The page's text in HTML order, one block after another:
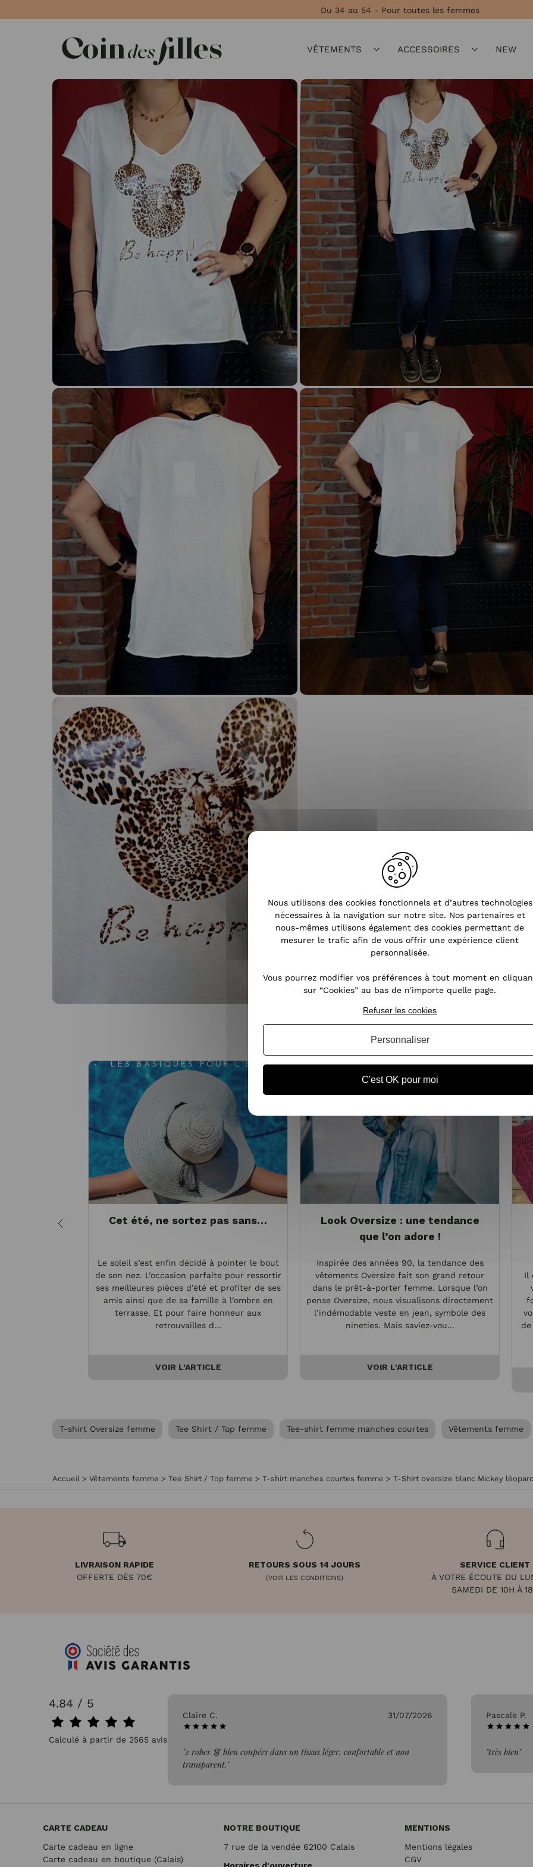
Du 34 au 54 - Pour toutes les femmes
VÊTEMENTS ACCESSOIRES NEW
Tendances
Cet été, ne sortez pas sans…
Le soleil s’est enfin décidé à pointer le bout
de son nez. L’occasion parfaite pour ressortir
ses meilleures pièces d’été et profiter de ses
amis ainsi que de sa famille à l’ombre en
terrasse. Et pour faire honneur aux
retrouvailles d...
VOIR L'ARTICLE
Look Oversize : une tendance
que l’on adore !
Inspirée des années 90, la tendance des
vêtements Oversize fait son grand retour
dans le prêt-à-porter femme. Lorsque l’on
pense Oversize, nous visualisons directement
l’indémodable veste en jean, symbole des
nineties. Mais saviez-vou...
VOIR L'ARTICLE
Il
T-shirt Oversize femme Tee Shirt / Top femme Tee-shirt femme manches courtes Vêtements femme
Accueil > Vêtements femme > Tee Shirt / Top femme > T-shirt manches courtes femme > T-Shirt oversize blanc Mickey
LIVRAISON RAPIDE
OFFERTE DÈS 70€
RETOURS SOUS 14 JOURS
(VOIR LES CONDITIONS)
SERVICE CLIENT
À VOTRE ÉCOUTE DU
SAMEDI DE 10H À
4.84 / 5
Calculé à partir de 2565 avis.
31/07/2026 Pascale P. 26/07/2026
"très bien"
Genevieve
"Parfait"
CARTE CADEAU
Carte cadeau en ligne
Carte cadeau en boutique (Calais)
NOTRE BOUTIQUE
7 rue de la vendée 62100 Calais
MENTIONS
Mentions légales
CGV
Nous utilisons des cookies fonctionnels et d’autres technologies
nécessaires à la navigation sur notre site. Nos partenaires et
nous-mêmes utilisons également des cookies permettant de
mesurer le trafic afin de vous offrir une expérience client
personnalisée.
Vous pourrez modifier vos préférences à tout moment en
sur “Cookies” au bas de n'importe quelle page.
C'est OK pour moi
Refuser les cookies
Personnaliser